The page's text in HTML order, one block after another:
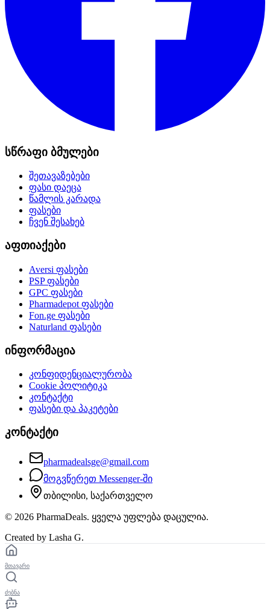
სწრაფი ბმულები
შეთავაზებები
ფასი დაეცა
წამლის კარადა
ფასები
ჩვენ შესახებ
აფთიაქები
Aversi ფასები
PSPფასები
GPC ფასები
Pharmadepot ფასები
Fon.ge ფასები
Naturland ფასები
ინფორმაცია
კონფიდენციალურობა
Cookie პოლიტიკა
კონტაქტი
ფასები და პაკეტები
კონტაქტი
pharmadealsge@gmail.com
მოგვწერეთ Messenger-ში
თბილისი, საქართველო
© 2026 PharmaDeals. ყველა უფლება დაცულია.
Created by Lasha G.
მთავარი
ძებნა